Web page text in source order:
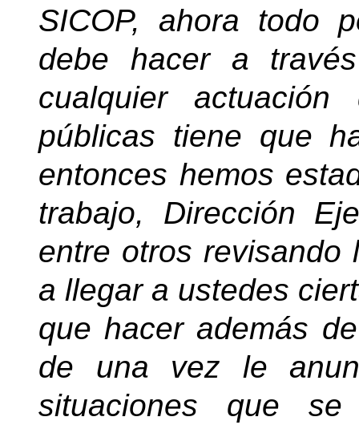
SICOP, ahora todo
debe hacer a
cualquier
públicas tiene que
entonces hemos
trabajo, Dirección
entre otros
a llegar a ustedes
que hacer además
de una vez le
situaciones que